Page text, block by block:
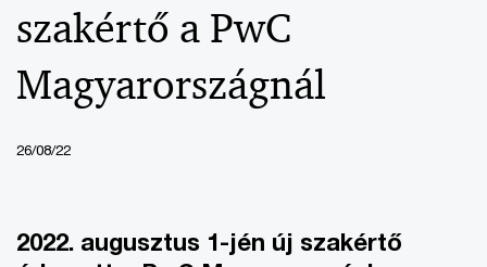
szakértő a PwC
Magyarországnál
26/08/22
2022. augusztus 1-jén új szakértő